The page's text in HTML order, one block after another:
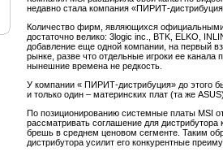
недавно стала компания «ПИРИТ-
Количество фирм, являющихся
достаточно велико: 3logic inc., BTK, ELKO,
добавление еще одной компании, на первый
рынке, разве что отдельные игроки ее канала
нынешние времена не редкость.
У компании « ПИРИТ-дистрибуция» до этого
и только один – материнских плат (та же ASUS).
По позиционированию системные платы MSI
рассматривать соглашение для
брешь в среднем ценовом сегменте. Таким
дистрибутора усилит его конкурентные